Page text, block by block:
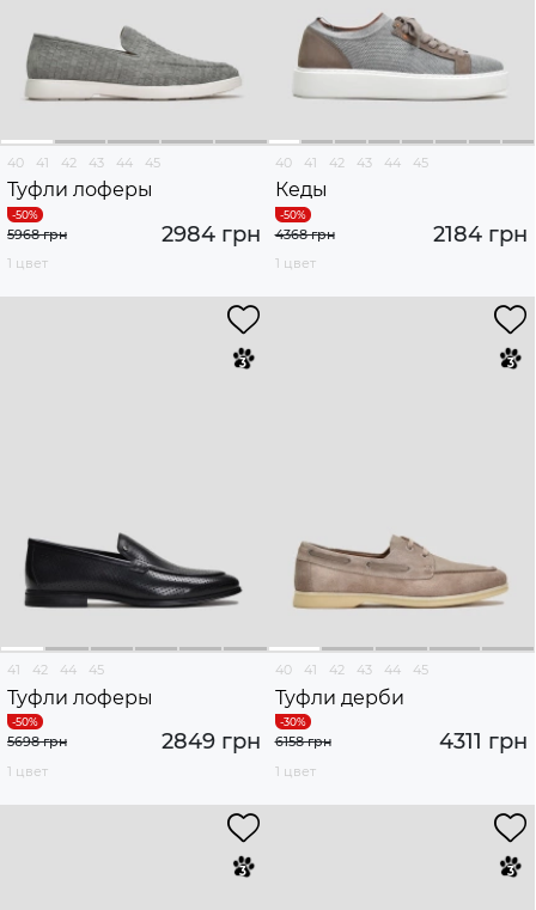
40 41 42 43 44 45
Туфли лоферы
2984 грн
5968 грн
1 цвет
40 41 42 43 44 45
Кеды
2184 грн
4368 грн
1 цвет
41 42 44 45
Туфли лоферы
2849 грн
5698 грн
1 цвет
40 41 42 43 44 45
Туфли дерби
4311 грн
6158 грн
1 цвет